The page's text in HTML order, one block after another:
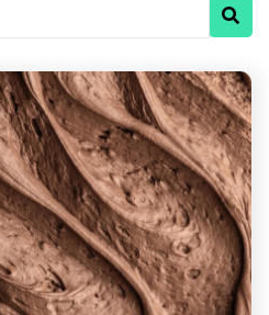
que necesitas saber sobre el
2025